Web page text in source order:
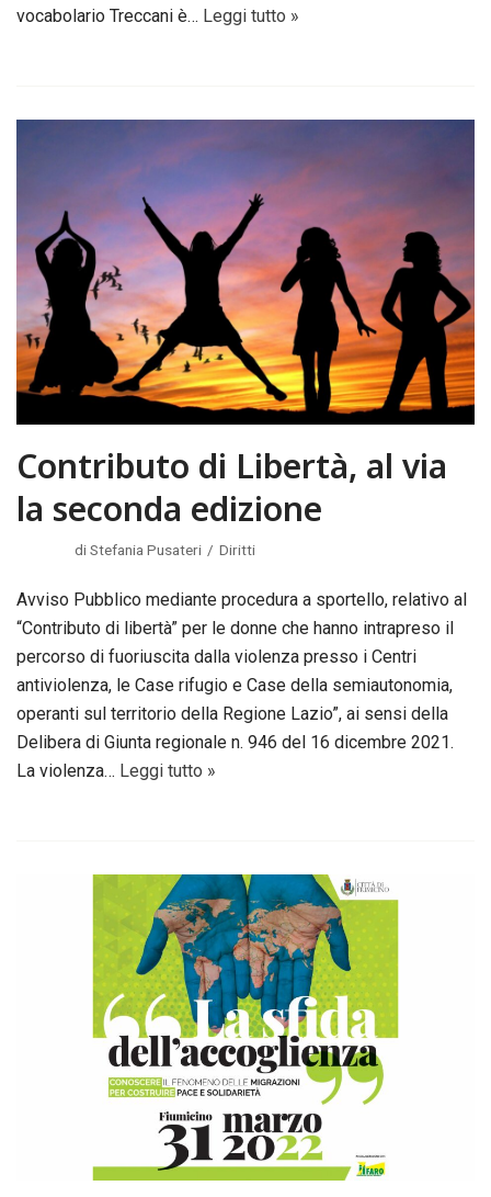
vocabolario Treccani è… Leggi tutto »
Contributo di Libertà, al via
la seconda edizione
diStefania Pusateri Diritti
Avviso Pubblico mediante procedura a sportello, relativo al
“Contributo di libertà” per le donne che hanno intrapreso il
percorso di fuoriuscita dalla violenza presso i Centri
antiviolenza, le Case rifugio e Case della semiautonomia,
operanti sul territorio della Regione Lazio”, ai sensi della
Delibera di Giunta regionale n. 946 del 16 dicembre 2021.
La violenza… Leggi tutto »